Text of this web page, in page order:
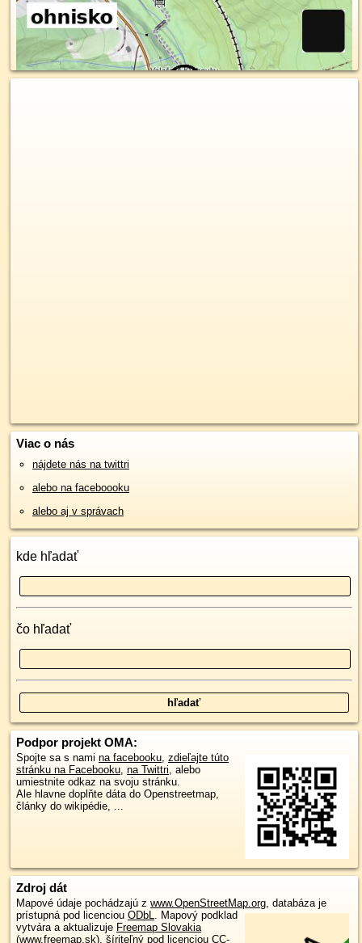
Viac o nás
nájdete nás na twittri
alebo na faceboooku
alebo aj v správach
kde hľadať
čo hľadať
Podpor projekt OMA:
Spojte sa s nami na facebooku, zdieľajte túto
stránku na Facebooku, na Twittri, alebo
umiestnite odkaz na svoju stránku.
Ale hlavne doplňte dáta do Openstreetmap,
články do wikipédie, ...
Zdroj dát
Mapové údaje pochádzajú z www.OpenStreetMap.org, databáza je
prístupná pod licenciou ODbL. Mapový podklad
vytvára a aktualizuje Freemap Slovakia
(www.freemap.sk), šíriteľný pod licenciou CC-